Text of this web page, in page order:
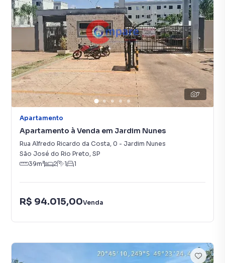
7
Apartamento
Apartamento à Venda em Jardim Nunes
Rua Alfredo Ricardo da Costa, 0 - Jardim Nunes
São José do Rio Preto, SP
39m² 2 1 1
R$ 94.015,00Venda